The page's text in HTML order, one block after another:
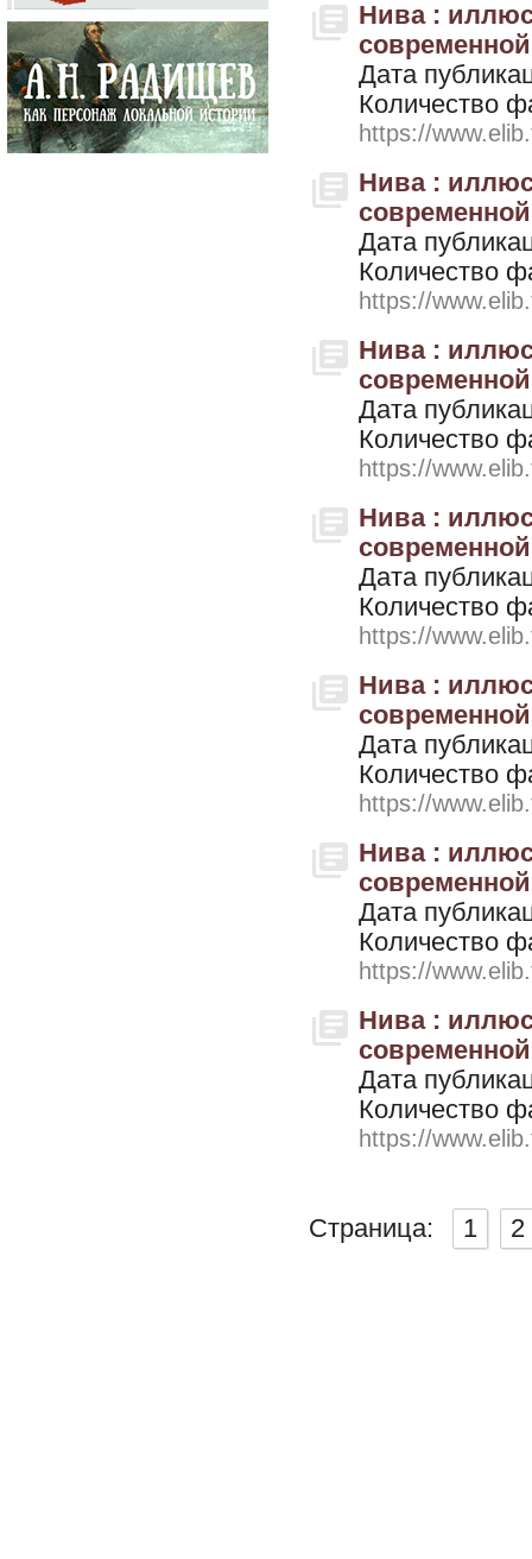
Нива :
Дата
Количество
https://
Нива :
Дата
Количество
https://
Нива :
Дата
Количество
https://
Нива :
Дата
Количество
https://
Нива :
Дата
Количество
https://
Нива :
Дата
Количество
https://
Нива :
Дата
Количество
https://
Страница: 1 2